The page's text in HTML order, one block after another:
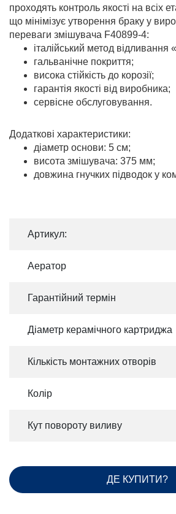
проходять контроль якості на всіх
що мінімізує утворення браку у
переваги змішувача F40899-4:
італійський метод відливання
гальванічне покриття;
висока стійкість до корозії;
гарантія якості від виробника;
сервісне обслуговування.
Додаткові характеристики:
діаметр основи: 5 см;
висота змішувача: 375 мм;
довжина гнучких підводок у
Артикул:
Аератор
Гарантійний термін
Діаметр керамічного картриджа
Кількість монтажних отворів
Колір
Кут повороту виливу
ДЕ КУПИТИ?